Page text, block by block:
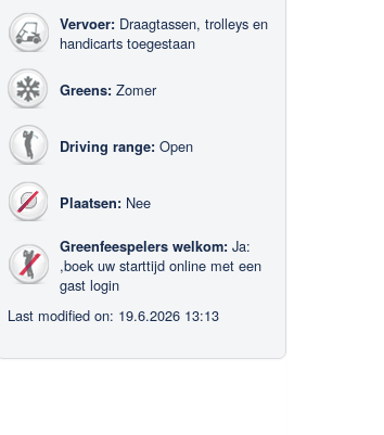
Vervoer: Draagtassen, trolleys en
handicarts toegestaan
Greens: Zomer
Driving range: Open
Plaatsen: Nee
Greenfeespelers welkom: Ja:
,boek uw starttijd online met een
gast login
Last modified on: 19.6.2026 13:13